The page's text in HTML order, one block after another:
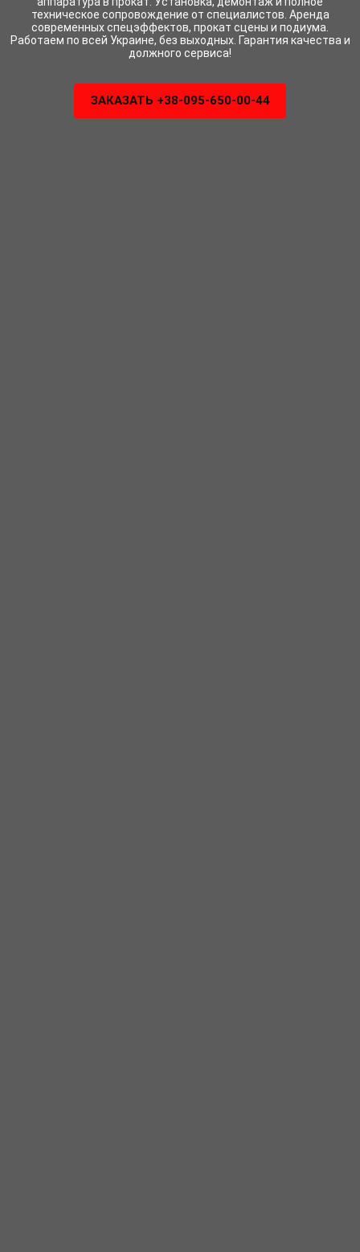
техническое сопровождение от специалистов. Аренда
современных спецэффектов, прокат сцены и подиума.
Работаем по всей Украине, без выходных. Гарантия качества и
должного сервиса!
ЗАКАЗАТЬ +38-095-650-00-44